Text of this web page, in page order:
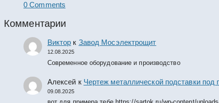
0 Comments
Комментарии
Виктор к Завод Мосэлектрощит
12.08.2025
Современное оборудование и производство
Алексей к Чертеж металлической подставки
09.08.2025